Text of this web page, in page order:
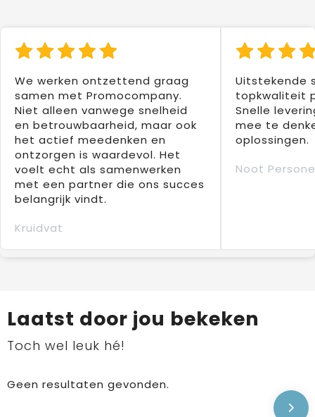
We werken ontzettend graag
samen met Promocompany.
Niet alleen vanwege snelheid
en betrouwbaarheid, maar ook
het actief meedenken en
ontzorgen is waardevol. Het
voelt echt als samenwerken
met een partner die ons succes
belangrijk vindt.
Kruidvat
Uitstekende
topkwaliteit
Snelle
mee te
oplossingen.
Noot
Laatst door jou bekeken
Toch wel leuk hé!
Geen resultaten gevonden.